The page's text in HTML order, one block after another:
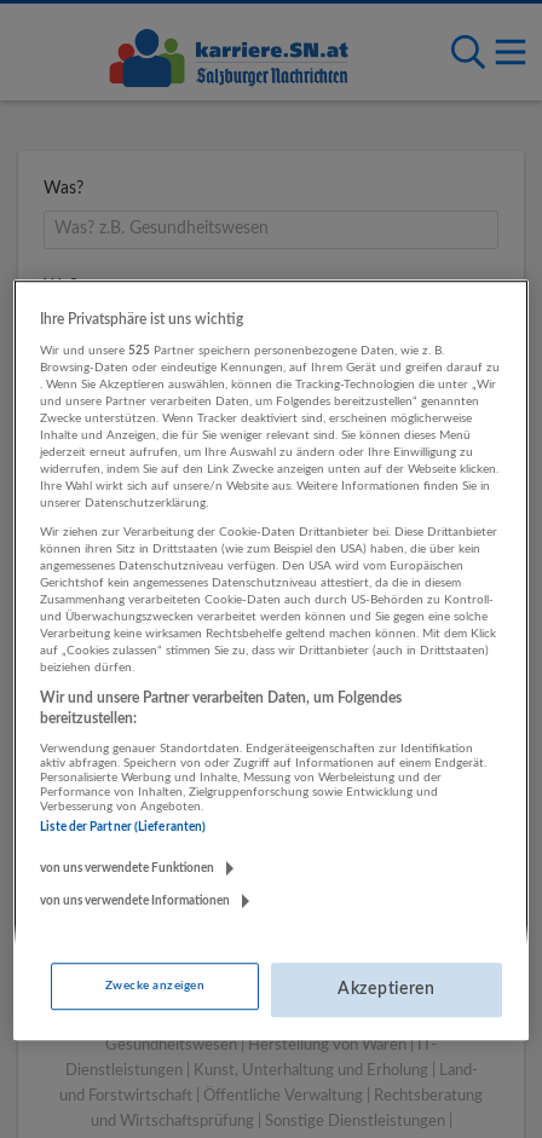
Was?
Wo?
Umkreis
1 Gebäudemanagement,
Reinigung Land- und
Forstwirtschaft Unternehmen
Bergheim bei Salzburg
Bau | Beherbergung und Gastronomie | Einzelhandel |
Energieversorgung | Finanz- und Versicherungsleistungen |
Gesundheitswesen | Herstellung von Waren | IT-
Dienstleistungen | Kunst, Unterhaltung und Erholung | Land-
und Forstwirtschaft | Öffentliche Verwaltung | Rechtsberatung
und Wirtschaftsprüfung | Sonstige Dienstleistungen |
Ihre Privatsphäre ist uns wichtig
Wir und unsere525 Partner speichern personenbezogene Daten, wie z. B.
Browsing-Daten oder eindeutige Kennungen, auf Ihrem Gerät und greifen darauf zu
. Wenn Sie Akzeptieren auswählen, können die Tracking-Technologien die unter „Wir
und unsere Partner verarbeiten Daten, um Folgendes bereitzustellen“ genannten
Zwecke unterstützen. Wenn Tracker deaktiviert sind, erscheinen möglicherweise
Inhalte und Anzeigen, die für Sie weniger relevant sind. Sie können dieses Menü
jederzeit erneut aufrufen, um Ihre Auswahl zu ändern oder Ihre Einwilligung zu
widerrufen, indem Sie auf den Link Zwecke anzeigen unten auf der Webseite klicken.
Ihre Wahl wirkt sich auf unsere/n Website aus. Weitere Informationen finden Sie in
unserer Datenschutzerklärung.
Wir ziehen zur Verarbeitung der Cookie-Daten Drittanbieter bei. Diese Drittanbieter
können ihren Sitz in Drittstaaten (wie zum Beispiel den USA) haben, die über kein
angemessenes Datenschutzniveau verfügen. Den USA wird vom Europäischen
Gerichtshof kein angemessenes Datenschutzniveau attestiert, da die in diesem
Zusammenhang verarbeiteten Cookie-Daten auch durch US-Behörden zu Kontroll-
und Überwachungszwecken verarbeitet werden können und Sie gegen eine solche
Verarbeitung keine wirksamen Rechtsbehelfe geltend machen können. Mit dem Klick
auf „Cookies zulassen“ stimmen Sie zu, dass wir Drittanbieter (auch in Drittstaaten)
beiziehen dürfen.
Wir und unsere Partner verarbeiten Daten, um Folgendes
bereitzustellen:
Verwendung genauer Standortdaten. Endgeräteeigenschaften zur Identifikation
aktiv abfragen. Speichern von oder Zugriff auf Informationen auf einem Endgerät.
Personalisierte Werbung und Inhalte, Messung von Werbeleistung und der
Performance von Inhalten, Zielgruppenforschung sowie Entwicklung und
Verbesserung von Angeboten.
Liste der Partner (Lieferanten)
von uns verwendete Funktionen
von uns verwendete Informationen
Zwecke anzeigen Akzeptieren